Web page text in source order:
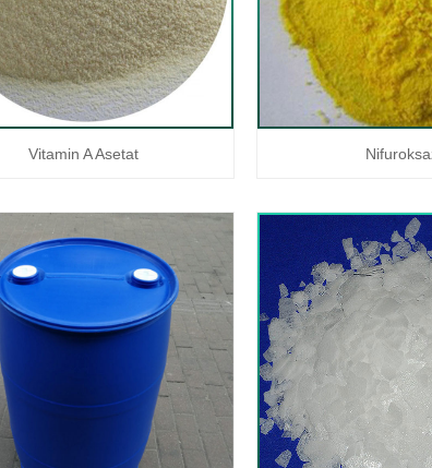
Vitamin A Asetat